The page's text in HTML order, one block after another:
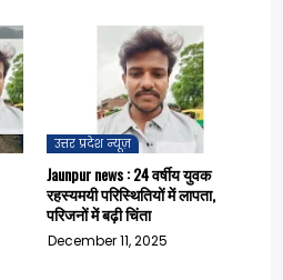
उत्तर प्रदेश न्यूज़
Jaunpur news : 24 वर्षीय युवक
रहस्यमयी परिस्थितियों में लापता,
परिजनों में बढ़ी चिंता
December 11, 2025